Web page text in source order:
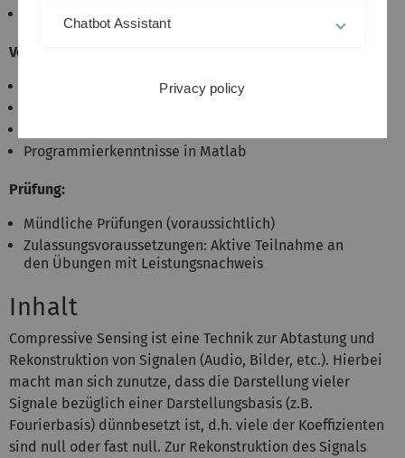
Voraussetzungen:
Programmierkenntnisse in Matlab
Prüfung:
Mündliche Prüfungen (voraussichtlich)
Zulassungsvoraussetzungen: Aktive Teilnahme an
den Übungen mit Leistungsnachweis
Inhalt
Compressive Sensing ist eine Technik zur Abtastung und
Rekonstruktion von Signalen (Audio, Bilder, etc.). Hierbei
macht man sich zunutze, dass die Darstellung vieler
Signale bezüglich einer Darstellungsbasis (z.B.
Fourierbasis) dünnbesetzt ist, d.h. viele der Koeffizienten
sind null oder fast null. Zur Rekonstruktion des Signals
Chatbot Assistant
Privacy policy